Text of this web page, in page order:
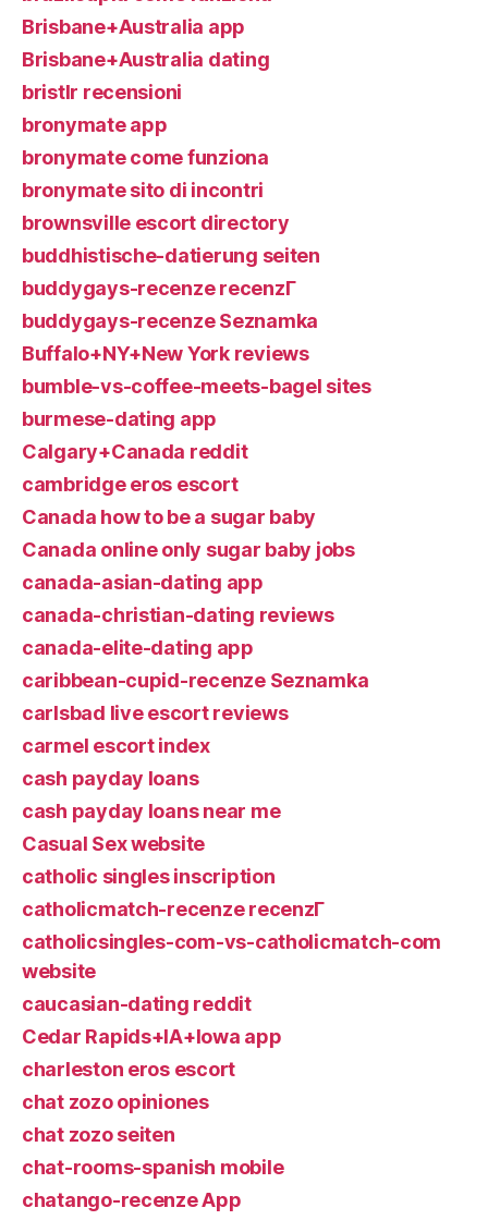
Brisbane+Australia app
Brisbane+Australia dating
bristlr recensioni
bronymate app
bronymate come funziona
bronymate sito di incontri
brownsville escort directory
buddhistische-datierung seiten
buddygays-recenze recenzГ­
buddygays-recenze Seznamka
Buffalo+NY+New York reviews
bumble-vs-coffee-meets-bagel sites
burmese-dating app
Calgary+Canada reddit
cambridge eros escort
Canada how to be a sugar baby
Canada online only sugar baby jobs
canada-asian-dating app
canada-christian-dating reviews
canada-elite-dating app
caribbean-cupid-recenze Seznamka
carlsbad live escort reviews
carmel escort index
cash payday loans
cash payday loans near me
Casual Sex website
catholic singles inscription
catholicmatch-recenze recenzГ­
catholicsingles-com-vs-catholicmatch-com
website
caucasian-dating reddit
Cedar Rapids+IA+Iowa app
charleston eros escort
chat zozo opiniones
chat zozo seiten
chat-rooms-spanish mobile
chatango-recenze App